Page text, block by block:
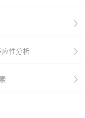
应性分析